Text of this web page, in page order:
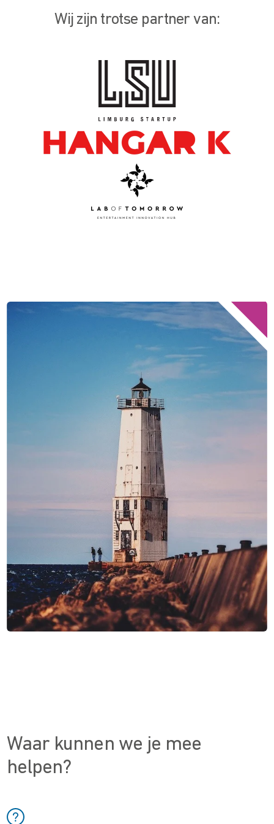
Wij zijn trotse partner van:
Waar kunnen we je mee
helpen?